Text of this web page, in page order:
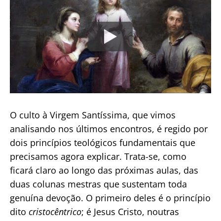
O culto à Virgem Santíssima, que vimos
analisando nos últimos encontros, é regido por
dois princípios teológicos fundamentais que
precisamos agora explicar. Trata-se, como
ficará claro ao longo das próximas aulas, das
duas colunas mestras que sustentam toda
genuína devoção. O primeiro deles é o princípio
dito cristocêntrico; é Jesus Cristo, noutras